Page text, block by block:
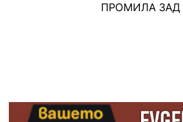
ПРОМИЛА ЗАД